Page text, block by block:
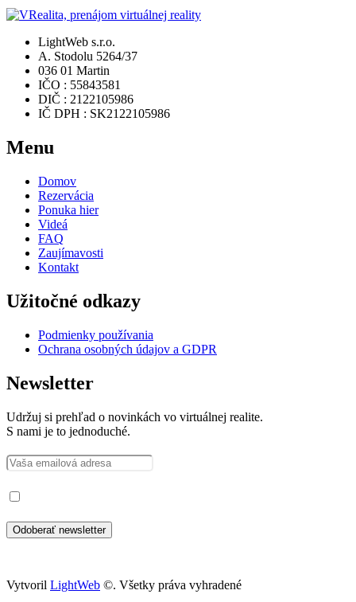
LightWeb s.r.o.
A. Stodolu 5264/37
036 01 Martin
IČO : 55843581
DIČ : 2122105986
IČ DPH : SK2122105986
Menu
Domov
Rezervácia
Ponuka hier
Videá
FAQ
Zaujímavosti
Kontakt
Užitočné odkazy
Podmienky používania
Ochrana osobných údajov a GDPR
Newsletter
Udržuj si prehľad o novinkách vo virtuálnej realite.
S nami je to jednoduché.
Vytvoril LightWeb ©. Všetky práva vyhradené